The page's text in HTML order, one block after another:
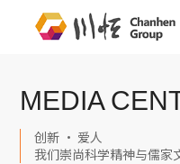
MEDIA
创新 · 爱人
我们崇尚科学精神与儒家